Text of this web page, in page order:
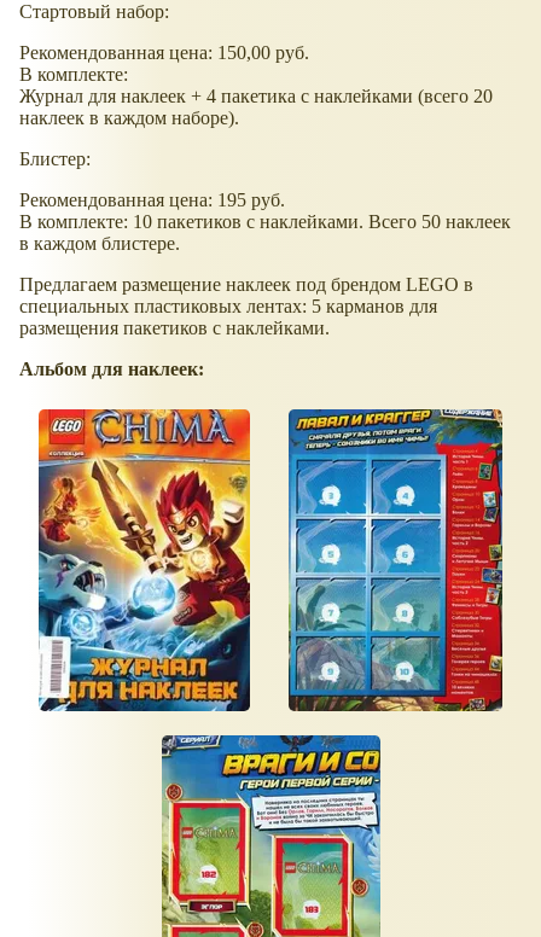
Стартовый набор:
Рекомендованная цена: 150,00 руб.
В комплекте:
Журнал для наклеек + 4 пакетика с наклейками (всего 20
наклеек в каждом наборе).
Блистер:
Рекомендованная цена: 195 руб.
В комплекте: 10 пакетиков с наклейками. Всего 50 наклеек
в каждом блистере.
Предлагаем размещение наклеек под брендом LEGO в
специальных пластиковых лентах: 5 карманов для
размещения пакетиков с наклейками.
Альбом для наклеек: